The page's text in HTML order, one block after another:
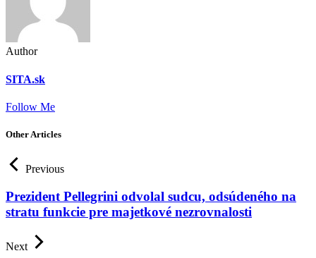
Author
SITA.sk
Follow Me
Other Articles
Previous
Prezident Pellegrini odvolal sudcu, odsúdeného na
stratu funkcie pre majetkové nezrovnalosti
Next